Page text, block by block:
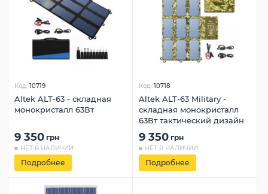
Код: 10719
Altek ALT-63 - складная
монокристалл 63Вт
9 350 грн
НЕТ В НАЛИЧИИ
Подробнее
Код: 10718
Altek ALT-63 Military -
складная монокристалл
63Вт тактический дизайн
9 350 грн
НЕТ В НАЛИЧИИ
Подробнее